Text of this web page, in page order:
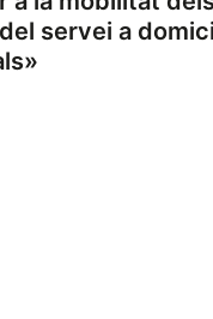
servei a